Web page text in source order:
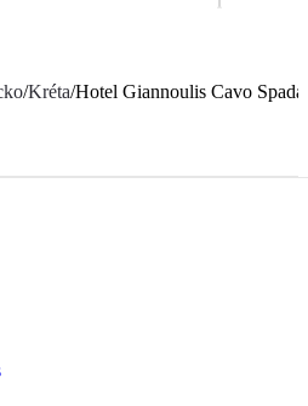
/Kréta/Hotel Giannoulis Cavo